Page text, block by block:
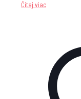
Čítaj viac